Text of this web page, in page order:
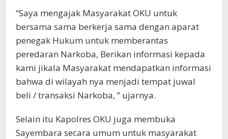
“Saya mengajak Masyarakat OKU untuk
bersama sama berkerja sama dengan aparat
penegak Hukum untuk memberantas
peredaran Narkoba, Berikan informasi kepada
kami jikala Masyarakat mendapatkan informasi
bahwa di wilayah nya menjadi tempat juwal
beli / transaksi Narkoba, ” ujarnya.
Selain itu Kapolres OKU juga membuka
Sayembara secara umum untuk masyarakat